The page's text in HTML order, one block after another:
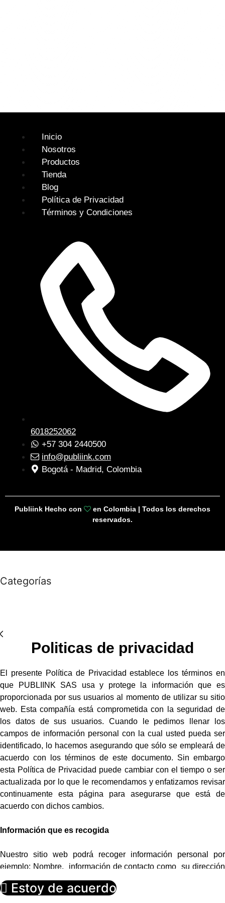
Inicio
Nosotros
Productos
Tienda
Blog
Política de Privacidad
Términos y Condiciones
6018252062
+57 304 2440500
info@publiink.com
Bogotá - Madrid, Colombia
Publiink Hecho con
en Colombia | Todos los derechos
reservados.
Categorías
Politicas de privacidad
El presente Política de Privacidad establece los términos en
que PUBLIINK SAS usa y protege la información que es
proporcionada por sus usuarios al momento de utilizar su sitio
web. Esta compañía está comprometida con la seguridad de
los datos de sus usuarios. Cuando le pedimos llenar los
campos de información personal con la cual usted pueda ser
identificado, lo hacemos asegurando que sólo se empleará de
acuerdo con los términos de este documento. Sin embargo
esta Política de Privacidad puede cambiar con el tiempo o ser
actualizada por lo que le recomendamos y enfatizamos revisar
continuamente esta página para asegurarse que está de
acuerdo con dichos cambios.
Información que es recogida
Nuestro sitio web podrá recoger información personal por
ejemplo: Nombre, información de contacto como su dirección
de correo electrónica e información demográfica. Así mismo
cuando sea necesario podrá ser requerida información
Estoy de acuerdo